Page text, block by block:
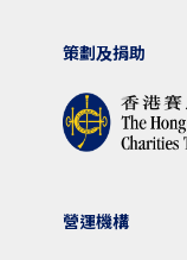
策劃及捐助
營運機構